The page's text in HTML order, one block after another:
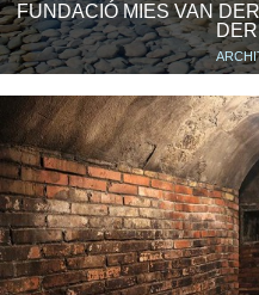
FUNDACIÓ MIES VAN